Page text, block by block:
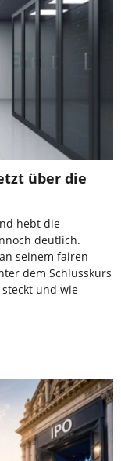
über die
hebt die
deutlich.
seinem fairen
dem Schlusskurs
und wie